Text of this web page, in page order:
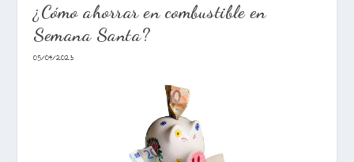
¿Cómo ahorrar en combustible en
Semana Santa?
05/04/2023